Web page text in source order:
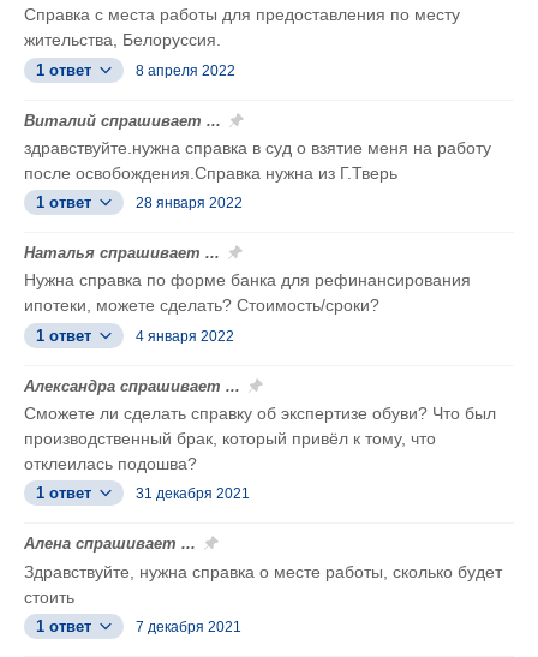
Справка с места работы для предоставления по месту
жительства, Белоруссия.
1 ответ 8 апреля 2022
Виталий спрашивает ...
здравствуйте.нужна справка в суд о взятие меня на работу
после освобождения.Справка нужна из Г.Тверь
1 ответ 28 января 2022
Наталья спрашивает ...
Нужна справка по форме банка для рефинансирования
ипотеки, можете сделать? Стоимость/сроки?
1 ответ 4 января 2022
Александра спрашивает ...
Сможете ли сделать справку об экспертизе обуви? Что был
производственный брак, который привёл к тому, что
отклеилась подошва?
1 ответ 31 декабря 2021
Алена спрашивает ...
Здравствуйте, нужна справка о месте работы, сколько будет
стоить
1 ответ 7 декабря 2021